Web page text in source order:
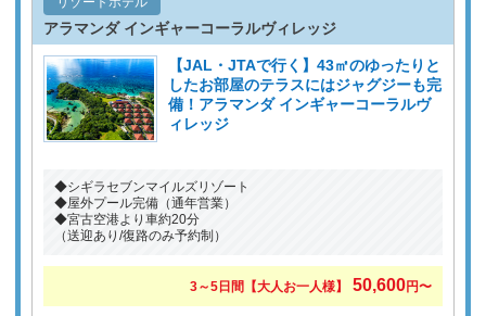
アラマンダ インギャーコーラルヴィレッジ
【JAL・JTAで行く】43㎡のゆったりと
したお部屋のテラスにはジャグジーも完
備！アラマンダ インギャーコーラルヴ
ィレッジ
◆シギラセブンマイルズリゾート
◆屋外プール完備（通年営業）
◆宮古空港より車約20分
（送迎あり/復路のみ予約制）
3～5日間【大人お一人様】 50,600円〜